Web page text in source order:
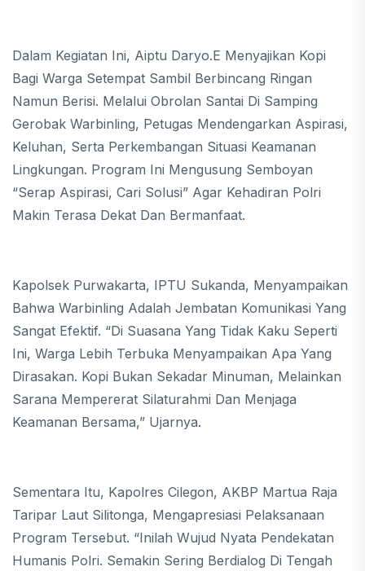
Dalam Kegiatan Ini, Aiptu Daryo.E Menyajikan Kopi
Bagi Warga Setempat Sambil Berbincang Ringan
Namun Berisi. Melalui Obrolan Santai Di Samping
Gerobak Warbinling, Petugas Mendengarkan Aspirasi,
Keluhan, Serta Perkembangan Situasi Keamanan
Lingkungan. Program Ini Mengusung Semboyan
“Serap Aspirasi, Cari Solusi” Agar Kehadiran Polri
Makin Terasa Dekat Dan Bermanfaat.
Kapolsek Purwakarta, IPTU Sukanda, Menyampaikan
Bahwa Warbinling Adalah Jembatan Komunikasi Yang
Sangat Efektif. “Di Suasana Yang Tidak Kaku Seperti
Ini, Warga Lebih Terbuka Menyampaikan Apa Yang
Dirasakan. Kopi Bukan Sekadar Minuman, Melainkan
Sarana Mempererat Silaturahmi Dan Menjaga
Keamanan Bersama,” Ujarnya.
Sementara Itu, Kapolres Cilegon, AKBP Martua Raja
Taripar Laut Silitonga, Mengapresiasi Pelaksanaan
Program Tersebut. “Inilah Wujud Nyata Pendekatan
Humanis Polri. Semakin Sering Berdialog Di Tengah